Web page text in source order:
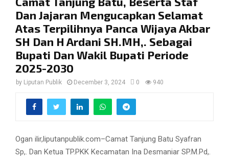
Dan Jajaran Mengucapkan Selamat
Atas Terpilihnya Panca Wijaya Akbar
SH Dan H Ardani SH.MH,. Sebagai
Bupati Dan Wakil Bupati Periode
2025-2030
by Liputan Publik December 3, 2024 0 940
Ogan ilir,liputanpublik.com–Camat Tanjung Batu Syafran
Sp,. Dan Ketua TP.PKK Kecamatan Ina Desmaniar SP.M.Pd,.